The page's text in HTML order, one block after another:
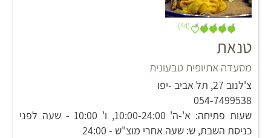
(44)
טנאת
מסעדה אתיופית טבעונית
צ'לנוב 27, תל אביב -יפו
054-7499538
שעות פתיחה: א'-ה' 10:00-24:00, ו' 10:00 - שעה לפני
כניסת השבת, ש: שעה אחרי מוצ"ש - 24:00